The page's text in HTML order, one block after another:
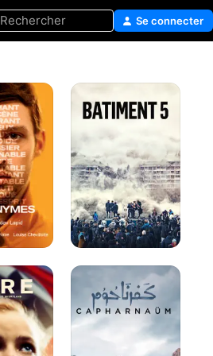
Rechercher Se connecter
Bâtiment
Capharnaüm